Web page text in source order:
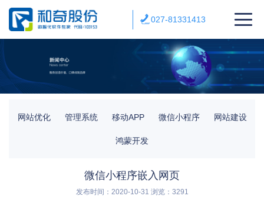
027-81331413
网站优化 管理系统 移动APP 微信小程序 网站建设
鸿蒙开发
微信小程序嵌入网页
发布时间：2020-10-31 浏览：3291